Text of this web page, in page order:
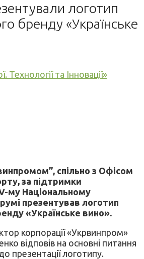
логотип
бренду «Українське
Технології та Інновації»
спільно з Офісом
за підтримки
му Національному
презентував логотип
«Українське вино».
корпорації «Укрвинпром»
відповів на основні питання
презентації логотипу.